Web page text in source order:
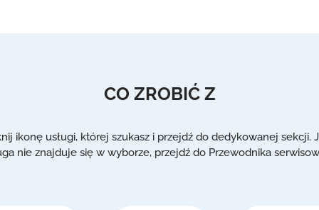
CO ZROBIĆ Z
ikonę usługi, której szukasz i przejdź do dedykowanej sekcji.
nie znajduje się w wyborze, przejdź do Przewodnika